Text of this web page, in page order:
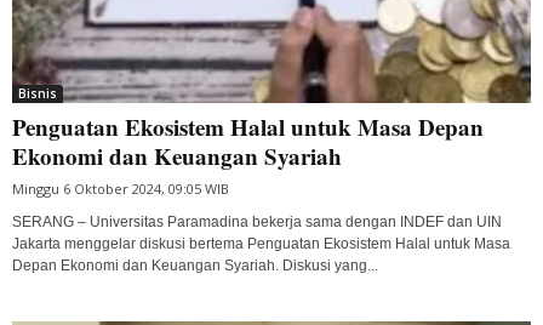
Bisnis
Penguatan Ekosistem Halal untuk Masa Depan
Ekonomi dan Keuangan Syariah
Minggu 6 Oktober 2024, 09:05 WIB
SERANG – Universitas Paramadina bekerja sama dengan INDEF dan UIN
Jakarta menggelar diskusi bertema Penguatan Ekosistem Halal untuk Masa
Depan Ekonomi dan Keuangan Syariah. Diskusi yang...